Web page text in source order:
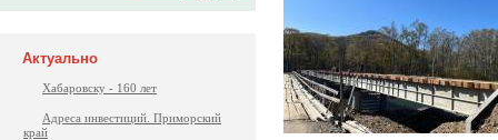
Актуально
Хабаровску - 160 лет
Адреса инвестиций. Приморский
край